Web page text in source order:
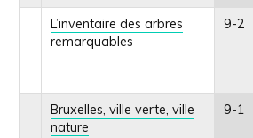
L’inventaire des arbres
remarquables
9-2
Bruxelles, ville verte, ville
nature
9-1